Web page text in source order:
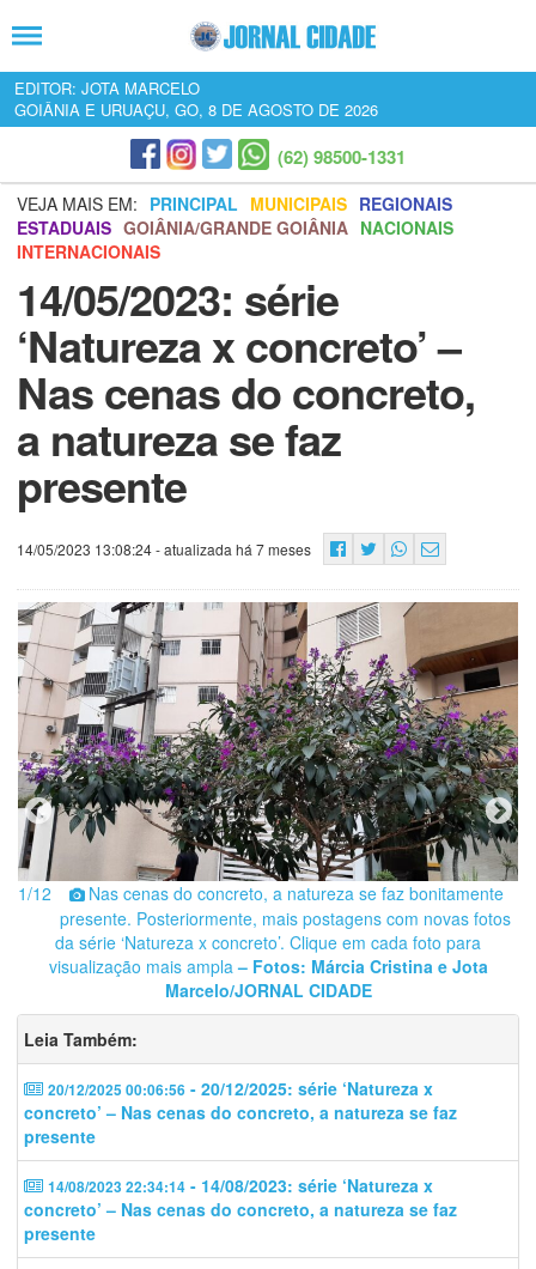
EDITOR: JOTA MARCELO
GOIÂNIA E URUAÇU, GO, 8 DE AGOSTO DE 2026
(62) 98500-1331
VEJA MAIS EM: PRINCIPAL MUNICIPAIS REGIONAIS
ESTADUAIS GOIÂNIA/GRANDE GOIÂNIA NACIONAIS
INTERNACIONAIS
14/05/2023: série
‘Natureza x concreto’ –
Nas cenas do concreto,
a natureza se faz
presente
14/05/2023 13:08:24- atualizada há 7 meses
1/12
Nas cenas do concreto, a natureza se faz bonitamente
presente. Posteriormente, mais postagens com novas fotos
da série ‘Natureza x concreto’. Clique em cada foto para
visualização mais ampla– Fotos: Márcia Cristina e Jota
Marcelo/JORNAL CIDADE
Leia Também:
20/12/2025 00:06:56 - 20/12/2025: série ‘Natureza x
concreto’ – Nas cenas do concreto, a natureza se faz
presente
14/08/2023 22:34:14 - 14/08/2023: série ‘Natureza x
concreto’ – Nas cenas do concreto, a natureza se faz
presente